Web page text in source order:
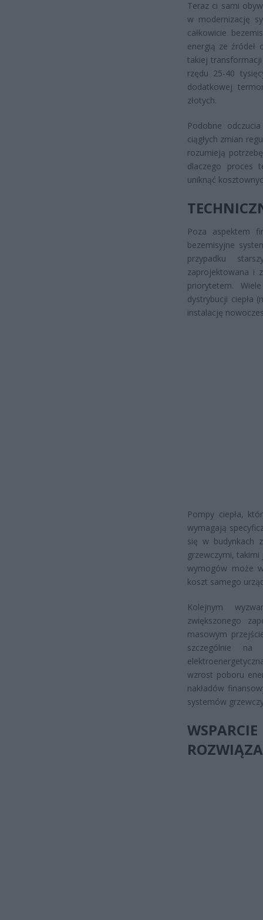
Teraz ci sami
w modernizację
całkowicie
energią ze źródeł
takiej
rzędu 25-40
dodatkowej
złotych.
Podobne
ciągłych zmian
rozumieją
dlaczego proces
uniknąć
Poza aspektem
bezemisyjne
przypadku
zaprojektowana i
priorytetem.
dystrybucji ciepła
instalację
Pompy ciepła,
wymagają
się w budynkach
grzewczymi,
wymogów może
koszt samego
Kolejnym
zwiększonego
masowym
szczególnie
wzrost poboru
nakładów
systemów